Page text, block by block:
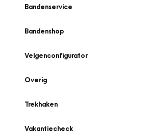
Bandenservice
Bandenshop
Velgenconfigurator
Overig
Trekhaken
Vakantiecheck